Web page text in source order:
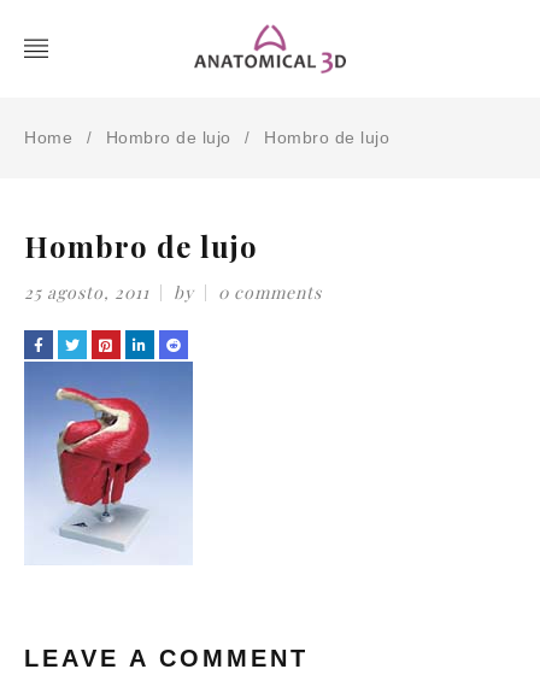
Home / Hombro de lujo / Hombro de lujo
Hombro de lujo
25 agosto, 2011 by 0 comments
LEAVE A COMMENT